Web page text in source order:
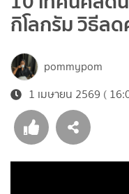
กิโลกรัม วิธีล
pommypom
1 เมษายน 2569 (